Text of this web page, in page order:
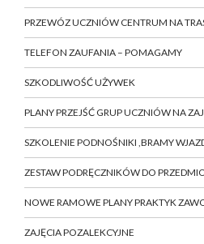
PRZEWÓZ UCZNIÓW CENTRUM NA
TELEFON ZAUFANIA – POMAGAMY
SZKODLIWOŚĆ UŻYWEK
PLANY PRZEJŚĆ GRUP UCZNIÓW NA
SZKOLENIE PODNOŚNIKI ,BRAMY
ZESTAW PODRĘCZNIKÓW DO
NOWE RAMOWE PLANY PRAKTYK
ZAJĘCIA POZALEKCYJNE